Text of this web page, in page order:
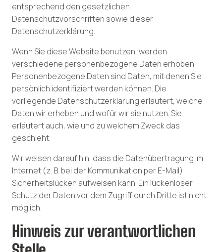
entsprechend den gesetzlichen
Datenschutzvorschriften sowie dieser
Datenschutzerklärung.
Wenn Sie diese Website benutzen, werden
verschiedene personenbezogene Daten erhoben.
Personenbezogene Daten sind Daten, mit denen Sie
persönlich identifiziert werden können. Die
vorliegende Datenschutzerklärung erläutert, welche
Daten wir erheben und wofür wir sie nutzen. Sie
erläutert auch, wie und zu welchem Zweck das
geschieht.
Wir weisen darauf hin, dass die Datenübertragung im
Internet (z. B. bei der Kommunikation per E-Mail)
Sicherheitslücken aufweisen kann. Ein lückenloser
Schutz der Daten vor dem Zugriff durch Dritte ist nicht
möglich.
Hinweis zur verantwortlichen